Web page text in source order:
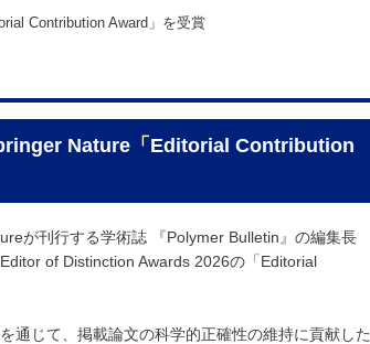
Contribution Award」を受賞
Nature「Editorial Contribution
が刊行する学術誌 『Polymer Bulletin』の編集長
of Distinction Awards 2026の「Editorial
じて、掲載論文の科学的正確性の維持に貢献した